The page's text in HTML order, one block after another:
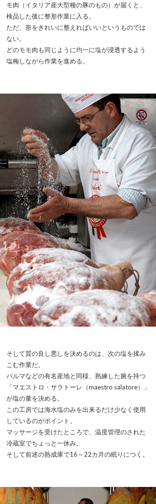
モ肉（イタリア産大型種の豚のもの）が届くと、
検品した後に整形作業に入る。
ただ、形をきれいに整えればいいというものでは
ない。
どのモモ肉も同じように均一に塩が浸透するよう
塩梅しながら作業を進める。
そして質の良し悪しを決めるのは、次の塩を揉み
こむ作業だ。
パルマなどの有名産地と同様、熟練した腕を持つ
「マエストロ・サラトーレ（maestro salatore）」
が塩の量を決める。
この工房では海水塩のみを出来るだけ少なく使用
しているのがポイント。
マッサージを受けたところで、温度管理のされた
冷蔵室でちょっと一休み。
そして前述の熟成庫で16～22カ月の眠りにつく。